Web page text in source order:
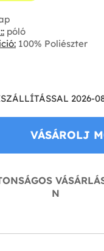
póló
100% Poliészter
2026-
VÁSÁROLJ
N